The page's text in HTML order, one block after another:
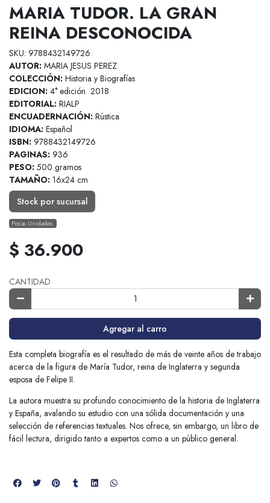
MARIA TUDOR. LA GRAN
REINA DESCONOCIDA
SKU: 9788432149726
AUTOR: MARIA JESUS PEREZ
COLECCIÓN: Historia y Biografías
EDICION: 4° edición 2018
EDITORIAL: RIALP
ENCUADERNACIÓN: Rústica
IDIOMA: Español
ISBN: 9788432149726
PAGINAS: 936
PESO: 500 gramos
TAMAÑO: 16x24 cm
Stock por sucursal
Pocas Unidades.
$ 36.900
CANTIDAD
Agregar al carro
Esta completa biografía es el resultado de más de veinte años de trabajo
acerca de la figura de María Tudor, reina de Inglaterra y segunda
esposa de Felipe II.
La autora muestra su profundo conocimiento de la historia de Inglaterra
y España, avalando su estudio con una sólida documentación y una
selección de referencias textuales. Nos ofrece, sin embargo, un libro de
fácil lectura, dirigido tanto a expertos como a un público general.